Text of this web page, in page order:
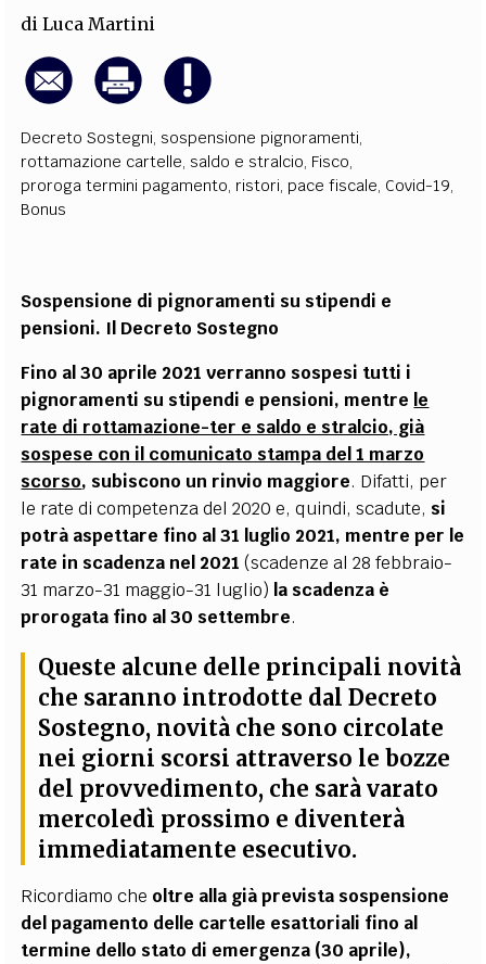
diLuca Martini
Decreto Sostegni,sospensione pignoramenti,
rottamazione cartelle,saldo e stralcio, Fisco,
proroga termini pagamento, ristori, pace fiscale, Covid-19,
Bonus
Sospensione di pignoramenti su stipendi e
pensioni. Il Decreto Sostegno
Fino al 30 aprile 2021 verranno sospesi tutti i
pignoramenti su stipendi e pensioni, mentre le
rate di rottamazione-ter e saldo e stralcio, già
sospese con il comunicato stampa del 1 marzo
scorso, subiscono un rinvio maggiore. Difatti, per
le rate di competenza del 2020 e, quindi, scadute, si
potrà aspettare fino al 31 luglio 2021, mentre per le
rate in scadenza nel 2021 (scadenze al 28 febbraio-
31 marzo-31 maggio-31 luglio) la scadenza è
prorogata fino al 30 settembre.
Queste alcune delle principali novità
che saranno introdotte dal Decreto
Sostegno, novità che sono circolate
nei giorni scorsi attraverso le bozze
del provvedimento, che sarà varato
mercoledì prossimo e diventerà
immediatamente esecutivo.
Ricordiamo che oltre alla già prevista sospensione
del pagamento delle cartelle esattoriali fino al
termine dello stato di emergenza (30 aprile),